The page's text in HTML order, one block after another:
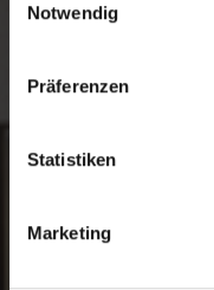
Notwendig
Präferenzen
Statistiken
Marketing